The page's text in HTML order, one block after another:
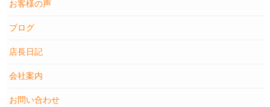
お客様の声
ブログ
店長日記
会社案内
お問い合わせ